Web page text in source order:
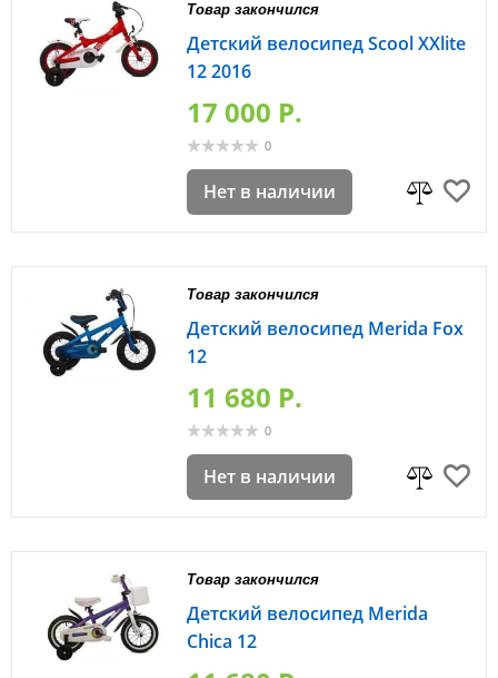
Товар закончился
Детский велосипед Scool XXlite
12 2016
17 000 P.
0
Нет в наличии
Товар закончился
Детский велосипед Merida Fox
12
11 680 P.
0
Нет в наличии
Товар закончился
Детский велосипед Merida
Chica 12